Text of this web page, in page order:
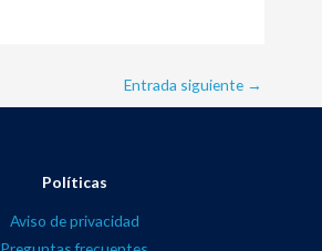
Entrada siguiente →
Políticas
Aviso de privacidad